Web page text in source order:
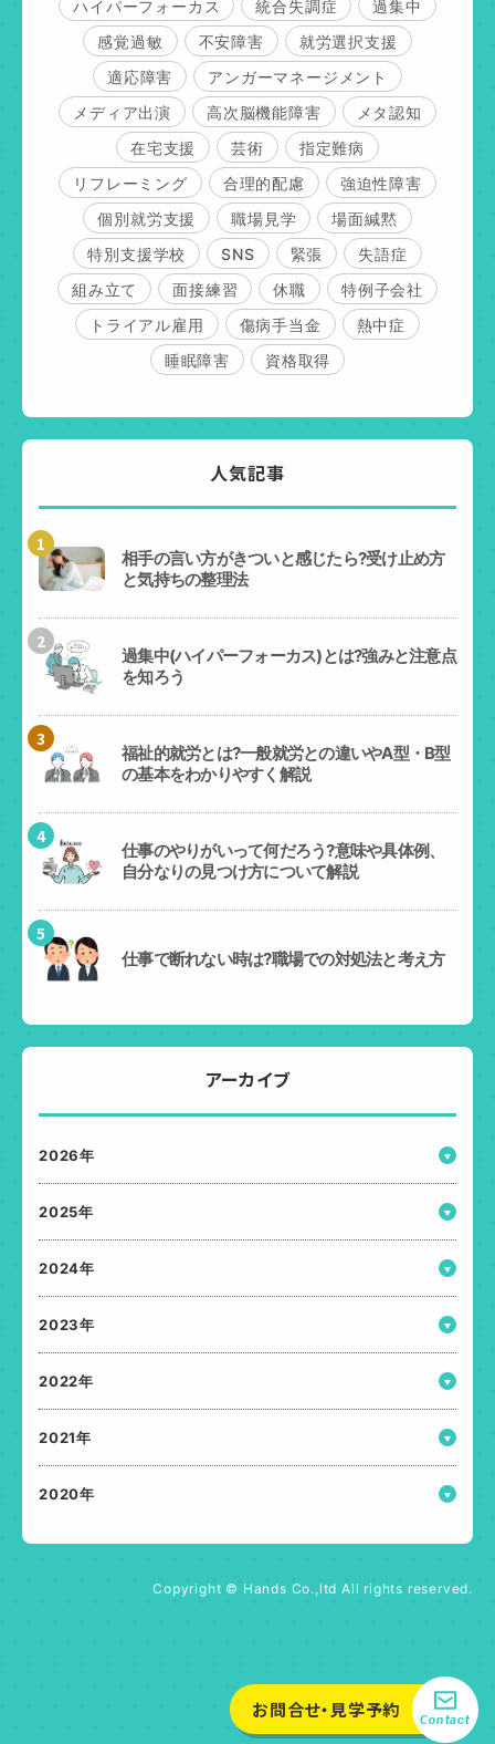
ハイパーフォーカス
統合失調症
過集中
感覚過敏
不安障害
就労選択支援
適応障害
アンガーマネージメント
メディア出演
高次脳機能障害
メタ認知
在宅支援
芸術
指定難病
リフレーミング
合理的配慮
強迫性障害
個別就労支援
職場見学
場面緘黙
特別支援学校
SNS 緊張
失語症
組み立て
面接練習 休職
特例子会社
トライアル雇用
傷病手当金
熱中症
睡眠障害
資格取得
人気記事
1
相手の言い方がきついと感じたら?受け止め方
と気持ちの整理法
2
過集中(ハイパーフォーカス)とは?強みと注意点
を知ろう
3
福祉的就労とは?一般就労との違いやA型・B型
の基本をわかりやすく解説
4
仕事のやりがいって何だろう?意味や具体例、
自分なりの見つけ方について解説
5
仕事で断れない時は?職場での対処法と考え方
アーカイブ
2026年
2025年
2024年
2023年
2022年
2021年
2020年
Copyright © Hands Co.,ltd All rights reserved.
お問合せ・見学予約